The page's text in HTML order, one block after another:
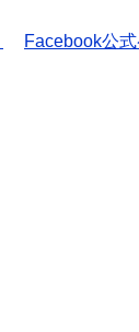
Facebook公